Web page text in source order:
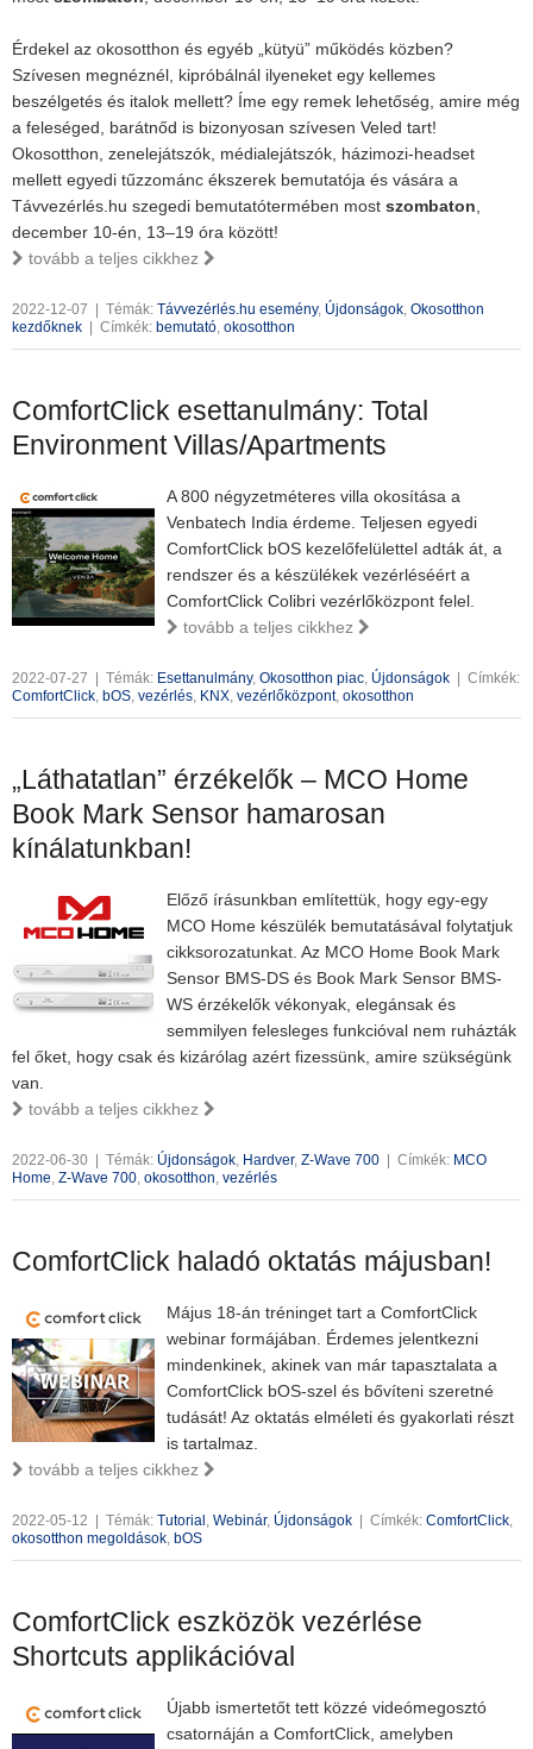
Érdekel az okosotthon és egyéb „kütyü” működés közben?
Szívesen megnéznél, kipróbálnál ilyeneket egy kellemes
beszélgetés és italok mellett? Íme egy remek lehetőség, amire még
a feleséged, barátnőd is bizonyosan szívesen Veled tart!
Okosotthon, zenelejátszók, médialejátszók, házimozi-headset
mellett egyedi tűzzománc ékszerek bemutatója és vására a
Távvezérlés.hu szegedi bemutatótermében most szombaton
december 10-én, 13–19 óra között!
tovább a teljes cikkhez
2022-12-07 Témák: Távvezérlés.hu esemény, Újdonságok, Okosotthon
kezdőknek
Címkék: bemutató, okosotthon
ComfortClick esettanulmány: Total
Environment Villas/Apartments
A 800 négyzetméteres villa okosítása a
Venbatech India érdeme. Teljesen egyedi
ComfortClick bOS kezelőfelülettel adták át, a
rendszer és a készülékek vezérléséért a
ComfortClick Colibri vezérlőközpont felel.
tovább a teljes cikkhez
2022-07-27 Témák: Esettanulmány, Okosotthon piac, Újdonságok
Címkék:
ComfortClick, bOS, vezérlés, KNX, vezérlőközpont, okosotthon
„Láthatatlan” érzékelők – MCO Home
Book Mark Sensor hamarosan
kínálatunkban!
Előző írásunkban említettük, hogy egy-egy
MCO Home készülék bemutatásával folytatjuk
cikksorozatunkat. Az MCO Home Book Mark
Sensor BMS-DS és Book Mark Sensor BMS-
WS érzékelők vékonyak, elegánsak és
semmilyen felesleges funkcióval nem ruházták
fel őket, hogy csak és kizárólag azért fizessünk, amire szükségünk
van.
tovább a teljes cikkhez
2022-06-30 Témák: Újdonságok, Hardver, Z-Wave 700 Címkék: MCO
Home, Z-Wave 700, okosotthon, vezérlés
ComfortClick haladó oktatás májusban!
Május 18-án tréninget tart a ComfortClick
webinar formájában. Érdemes jelentkezni
mindenkinek, akinek van már tapasztalata a
ComfortClick bOS-szel és bővíteni szeretné
tudását! Az oktatás elméleti és gyakorlati részt
is tartalmaz.
tovább a teljes cikkhez
2022-05-12 Témák: Tutorial , Webinár, Újdonságok Címkék: ComfortClick,
okosotthon megoldások, bOS
ComfortClick eszközök vezérlése
Shortcuts applikációval
Újabb ismertetőt tett közzé videómegosztó
csatornáján a ComfortClick, amelyben